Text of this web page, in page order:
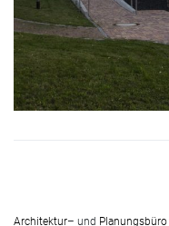
Architektur– und Planungsbüro